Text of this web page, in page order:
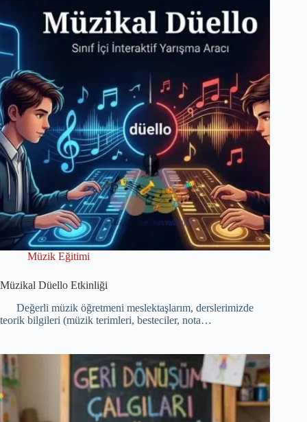
Müzik Eğitimi
Müzikal Düello Etkinliği
Değerli müzik öğretmeni meslektaşlarım, derslerimizde
teorik bilgileri (müzik terimleri, besteciler, nota…